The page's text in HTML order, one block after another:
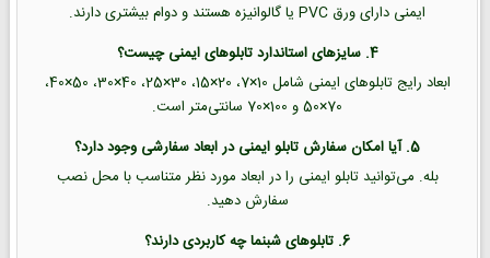
ایمنی دارای ورق PVC یا گالوانیزه هستند و دوام بیشتری دارند.
4. سایزهای استاندارد تابلوهای ایمنی چیست؟
ابعاد رایج تابلوهای ایمنی شامل 10×7، 20×15، 30×25، 40×30، 50×40،
70×50 و 100×70 سانتی‌متر است.
5. آیا امکان سفارش تابلو ایمنی در ابعاد سفارشی وجود دارد؟
بله. می‌توانید تابلو ایمنی را در ابعاد مورد نظر متناسب با محل نصب
سفارش دهید.
6. تابلوهای شبنما چه کاربردی دارند؟